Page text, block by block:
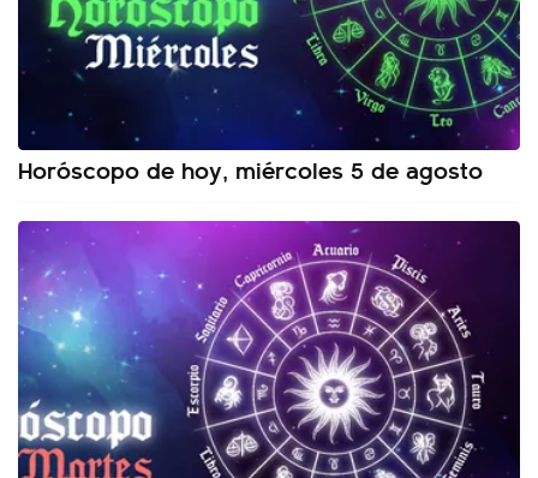
Horóscopo de hoy, miércoles 5 de agosto